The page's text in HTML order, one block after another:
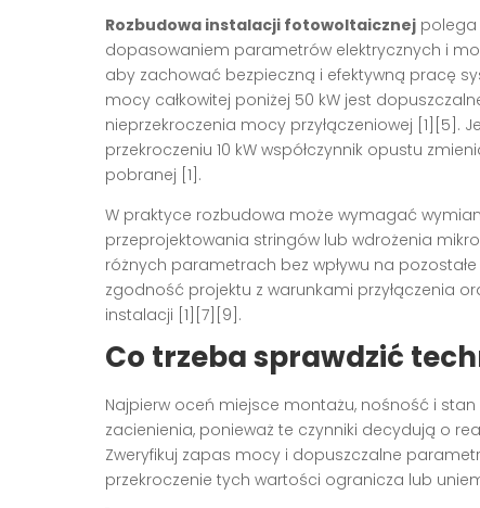
Rozbudowa instalacji fotowoltaicznej polega
dopasowaniem parametrów elektrycznych i
aby zachować bezpieczną i efektywną pracę
mocy całkowitej poniżej 50 kW jest
nieprzekroczenia mocy przyłączeniowej [1][5].
przekroczeniu 10 kW współczynnik opustu
pobranej [1].
W praktyce rozbudowa może wymagać
przeprojektowania stringów lub wdrożenia
różnych parametrach bez wpływu na
zgodność projektu z warunkami przyłączenia
instalacji [1][7][9].
Co trzeba sprawdzić
Najpierw oceń miejsce montażu, nośność i
zacienienia, ponieważ te czynniki decydują o
Zweryfikuj zapas mocy i dopuszczalne
przekroczenie tych wartości ogranicza lub